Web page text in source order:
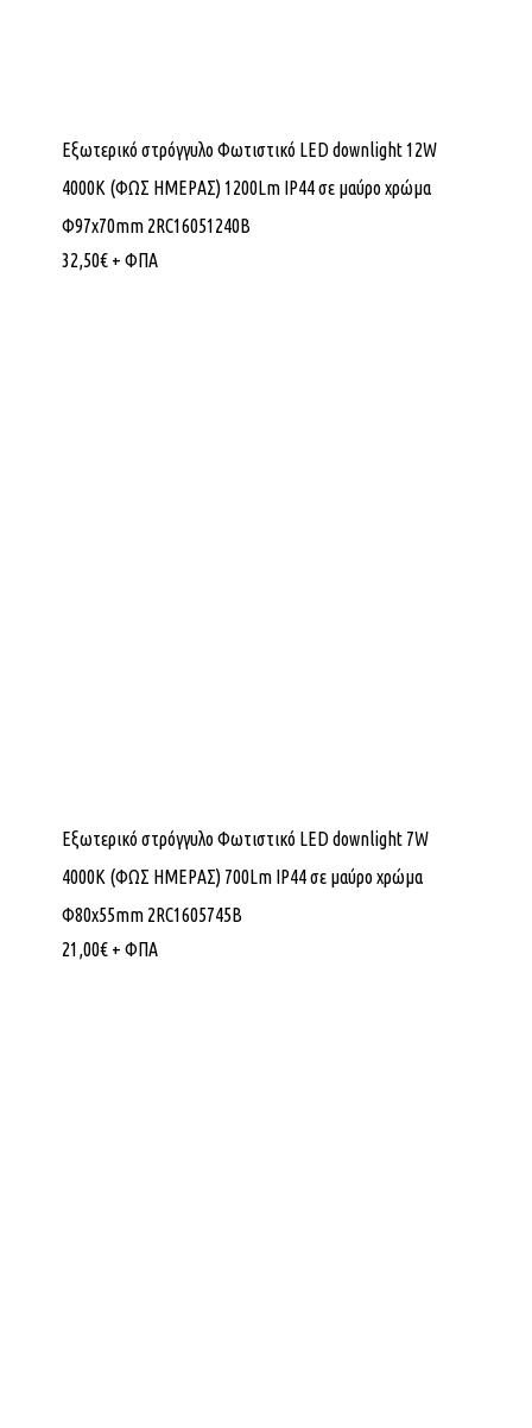
Εξωτερικό στρόγγυλο Φωτιστικό LED downlight 12W
4000K (ΦΩΣ ΗΜΕΡΑΣ) 1200Lm IP44 σε μαύρο χρώμα
Φ97x70mm 2RC16051240B
32,50€ + ΦΠΑ
Εξωτερικό στρόγγυλο Φωτιστικό LED downlight 7W
4000K (ΦΩΣ ΗΜΕΡΑΣ) 700Lm IP44 σε μαύρο χρώμα
Φ80x55mm 2RC1605745B
21,00€ + ΦΠΑ